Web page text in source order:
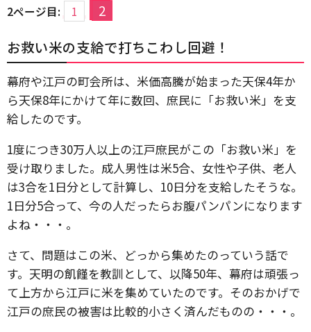
2ページ目: 1 2
お救い米の支給で打ちこわし回避！
幕府や江戸の町会所は、米価高騰が始まった天保4年か
ら天保8年にかけて年に数回、庶民に「お救い米」を支
給したのです。
1度につき30万人以上の江戸庶民がこの「お救い米」を
受け取りました。成人男性は米5合、女性や子供、老人
は3合を1日分として計算し、10日分を支給したそうな。
1日分5合って、今の人だったらお腹パンパンになります
よね・・・。
さて、問題はこの米、どっから集めたのっていう話で
す。天明の飢饉を教訓として、以降50年、幕府は頑張っ
て上方から江戸に米を集めていたのです。そのおかげで
江戸の庶民の被害は比較的小さく済んだものの・・・。